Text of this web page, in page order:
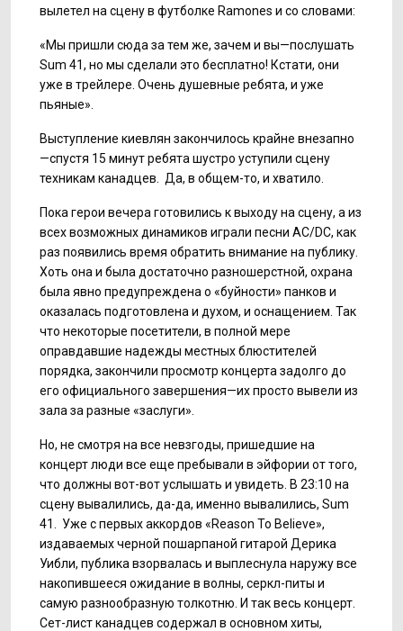
вылетел на сцену в футболке Ramones и со словами:
«Мы пришли сюда за тем же, зачем и вы—послушать
Sum 41, но мы сделали это бесплатно! Кстати, они
уже в трейлере. Очень душевные ребята, и уже
пьяные».
Выступление киевлян закончилось крайне внезапно
—спустя 15 минут ребята шустро уступили сцену
техникам канадцев. Да, в общем-то, и хватило.
Пока герои вечера готовились к выходу на сцену, а из
всех возможных динамиков играли песни AC/DC, как
раз появились время обратить внимание на публику.
Хоть она и была достаточно разношерстной, охрана
была явно предупреждена о «буйности» панков и
оказалась подготовлена и духом, и оснащением. Так
что некоторые посетители, в полной мере
оправдавшие надежды местных блюстителей
порядка, закончили просмотр концерта задолго до
его официального завершения—их просто вывели из
зала за разные «заслуги».
Но, не смотря на все невзгоды, пришедшие на
концерт люди все еще пребывали в эйфории от того,
что должны вот-вот услышать и увидеть. В 23:10 на
сцену вывалились, да-да, именно вывалились, Sum
41. Уже с первых аккордов «Reason To Believe»,
издаваемых черной пошарпаной гитарой Дерика
Уибли, публика взорвалась и выплеснула наружу все
накопившееся ожидание в волны, серкл-питы и
самую разнообразную толкотню. И так весь концерт.
Сет-лист канадцев содержал в основном хиты,